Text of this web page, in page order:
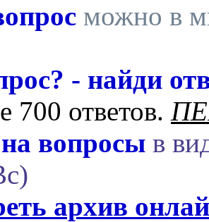
можно в
- найди
700 ответов.
вопросы в
архив